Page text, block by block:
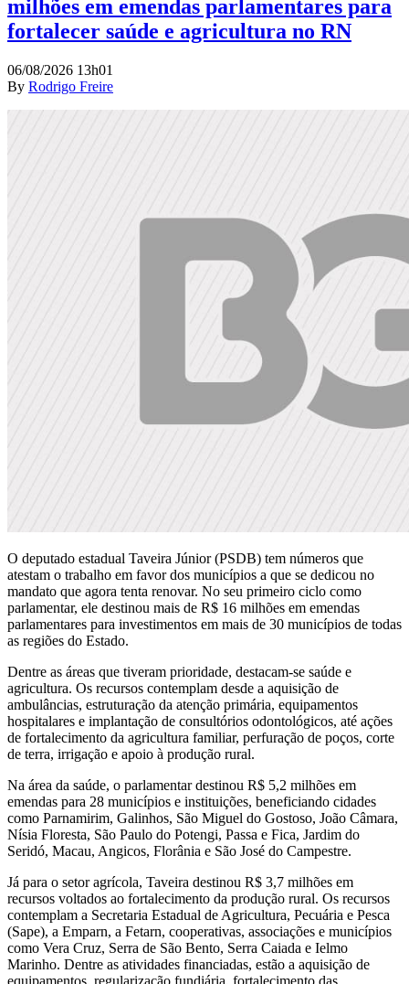
milhões em emendas parlamentares para
fortalecer saúde e agricultura no RN
06/08/2026 13h01
By Rodrigo Freire
O deputado estadual Taveira Júnior (PSDB) tem números que
atestam o trabalho em favor dos municípios a que se dedicou no
mandato que agora tenta renovar. No seu primeiro ciclo como
parlamentar, ele destinou mais de R$ 16 milhões em emendas
parlamentares para investimentos em mais de 30 municípios de todas
as regiões do Estado.
Dentre as áreas que tiveram prioridade, destacam-se saúde e
agricultura. Os recursos contemplam desde a aquisição de
ambulâncias, estruturação da atenção primária, equipamentos
hospitalares e implantação de consultórios odontológicos, até ações
de fortalecimento da agricultura familiar, perfuração de poços, corte
de terra, irrigação e apoio à produção rural.
Na área da saúde, o parlamentar destinou R$ 5,2 milhões em
emendas para 28 municípios e instituições, beneficiando cidades
como Parnamirim, Galinhos, São Miguel do Gostoso, João Câmara,
Nísia Floresta, São Paulo do Potengi, Passa e Fica, Jardim do
Seridó, Macau, Angicos, Florânia e São José do Campestre.
Já para o setor agrícola, Taveira destinou R$ 3,7 milhões em
recursos voltados ao fortalecimento da produção rural. Os recursos
contemplam a Secretaria Estadual de Agricultura, Pecuária e Pesca
(Sape), a Emparn, a Fetarn, cooperativas, associações e municípios
como Vera Cruz, Serra de São Bento, Serra Caiada e Ielmo
Marinho. Dentre as atividades financiadas, estão a aquisição de